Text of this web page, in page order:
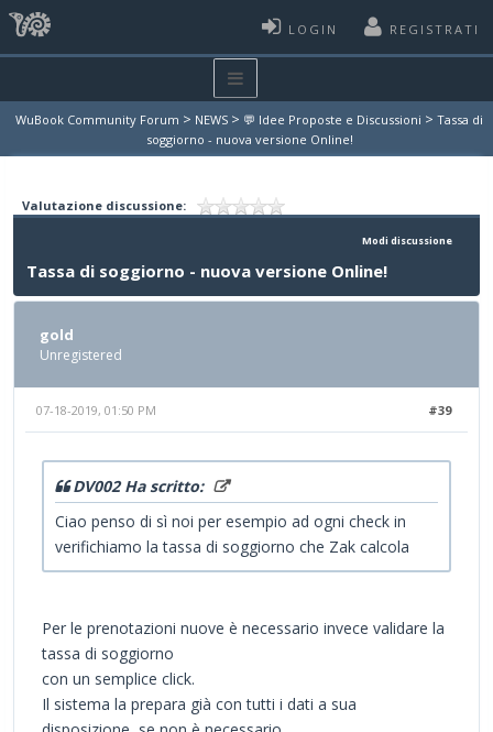
LOGIN REGISTRATI
WuBook Community Forum > NEWS > 💬 Idee Proposte e Discussioni > Tassa di
soggiorno - nuova versione Online!
Valutazione discussione:
Modi discussione
Tassa di soggiorno - nuova versione Online!
gold
Unregistered
#39
07-18-2019, 01:50 PM
DV002 Ha scritto:
Ciao penso di sì noi per esempio ad ogni check in
verifichiamo la tassa di soggiorno che Zak calcola
Per le prenotazioni nuove è necessario invece validare la
tassa di soggiorno
con un semplice click.
Il sistema la prepara già con tutti i dati a sua